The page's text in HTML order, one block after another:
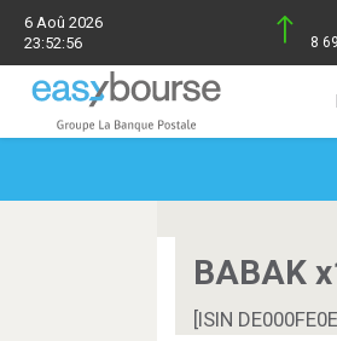
6 Aoû 2026
23:52:56
8
BABAK
[ISIN